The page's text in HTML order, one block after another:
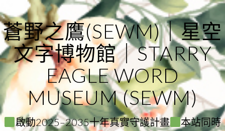
to
content
蒼野之鷹(SEWM)｜星空
文字博物館｜STARRY
EAGLE WORD
MUSEUM (SEWM)
啟動2025–2035十年真實守護計畫
本站同時